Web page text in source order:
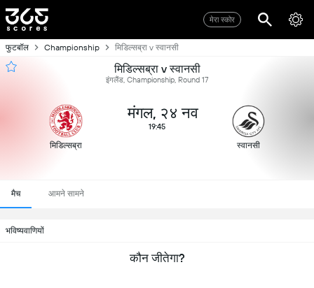
मेरा स्कोर
फुटबॉल Championship मिडिल्सब्रा v स्वानसी
मिडिल्सब्रा v स्वानसी
इंगलैंड, Championship, Round 17
मिडिल्सब्रा
मंगल, २४ नव
19:45
स्वानसी
मैच आमने सामने
भविष्यवाणियों
कौन जीतेगा?